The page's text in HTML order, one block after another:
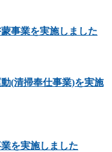
事業を実施しました
(清掃奉仕事業)を実施
を実施しました